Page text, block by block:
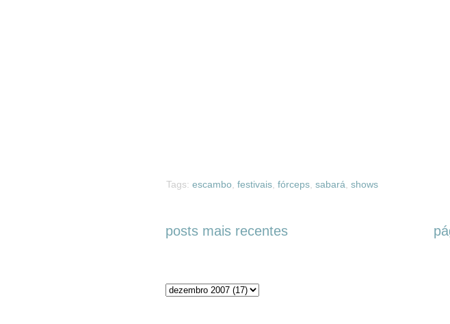
Tags: escambo festivais fórceps sabará shows
posts mais recentes